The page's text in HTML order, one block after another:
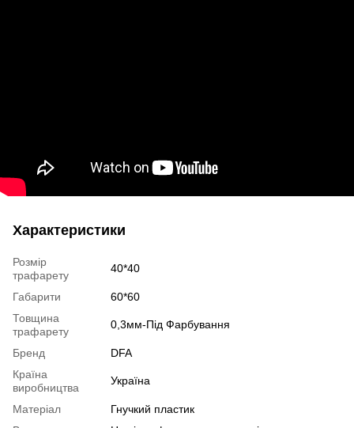
Характеристики
Розмір
трафарету
40*40
Габарити
60*60
Товщина
трафарету
0,3мм-Під Фарбування
Бренд
DFA
Країна
виробництва
Україна
Матеріал
Гнучкий пластик